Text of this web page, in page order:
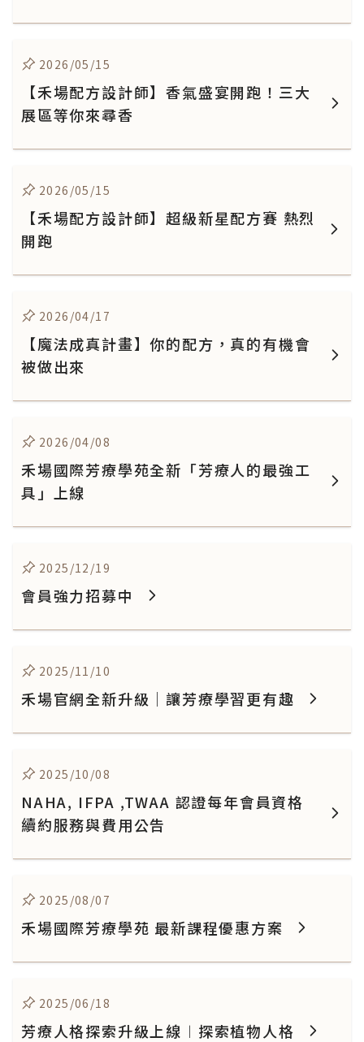
2026/05/15
【禾場配方設計師】香氣盛宴開跑！三大
展區等你來尋香
2026/05/15
【禾場配方設計師】超級新星配方賽 熱烈
開跑
2026/04/17
【魔法成真計畫】你的配方，真的有機會
被做出來
2026/04/08
禾場國際芳療學苑全新「芳療人的最強工
具」上線
2025/12/19
會員強力招募中
2025/11/10
禾場官網全新升級｜讓芳療學習更有趣
2025/10/08
NAHA, IFPA ,TWAA 認證每年會員資格
續約服務與費用公告
2025/08/07
禾場國際芳療學苑 最新課程優惠方案
2025/06/18
芳療人格探索升級上線︱探索植物人格